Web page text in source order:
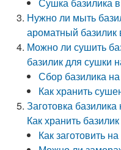
Нужно ли мыть
ароматный
Можно ли сушить
базилик для сушки
Сбор базилика
Как хранить
Заготовка
Как хранить
Как заготовить